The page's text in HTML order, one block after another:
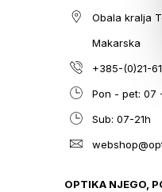
Obala kralja
Makarska
+385-(0)21-
Pon - pet: 07
Sub: 07-21h
OPTIKA NJEGO,